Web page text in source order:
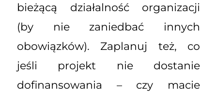
bieżącą działalność organizacji
(by nie zaniedbać innych
obowiązków). Zaplanuj też, co
jeśli projekt nie dostanie
dofinansowania – czy macie